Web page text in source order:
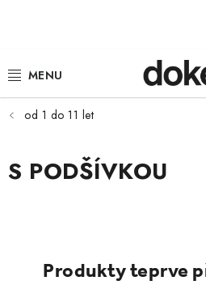
ŽENY
MUŽI
LOUNGE WEAR
od 1 do 11 let
S PODŠÍVKOU
Produkty teprve